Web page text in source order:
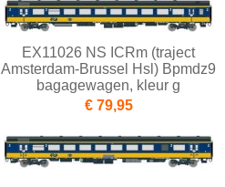
EX11026 NS ICRm (traject
Amsterdam-Brussel Hsl) Bpmdz9
bagagewagen, kleur g
€ 79,95